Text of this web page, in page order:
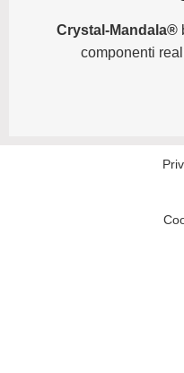
Crystal-Mandala®
componenti